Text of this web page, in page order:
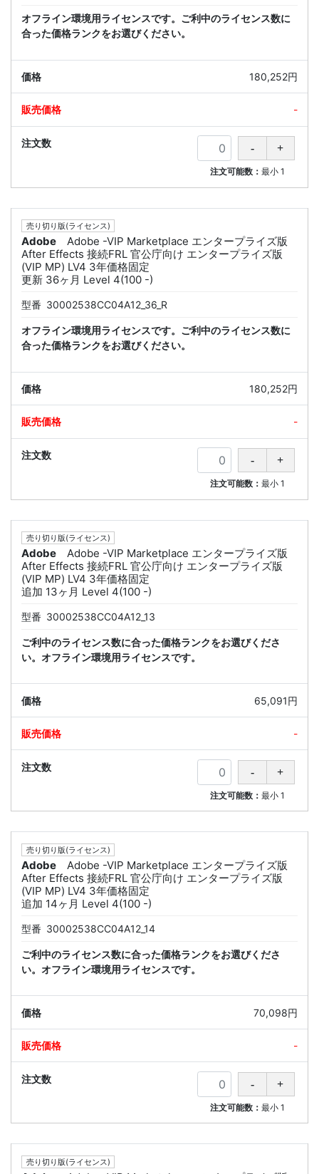
オフライン環境用ライセンスです。ご利中のライセンス数に
合った価格ランクをお選びください。
180,252円
-
注文可能数：最小 1
売り切り版(ライセンス)
Adobe
Adobe -VIP Marketplace エンタープライズ版
After Effects 接続FRL 官公庁向け エンタープライズ版
(VIP MP) LV4 3年価格固定
更新 36ヶ月 Level 4(100 -)
型番 30002538CC04A12_36_R
オフライン環境用ライセンスです。ご利中のライセンス数に
合った価格ランクをお選びください。
180,252円
-
注文可能数：最小 1
売り切り版(ライセンス)
Adobe
Adobe -VIP Marketplace エンタープライズ版
After Effects 接続FRL 官公庁向け エンタープライズ版
(VIP MP) LV4 3年価格固定
追加 13ヶ月 Level 4(100 -)
型番 30002538CC04A12_13
ご利中のライセンス数に合った価格ランクをお選びくださ
い。オフライン環境用ライセンスです。
65,091円
-
注文可能数：最小 1
売り切り版(ライセンス)
Adobe
Adobe -VIP Marketplace エンタープライズ版
After Effects 接続FRL 官公庁向け エンタープライズ版
(VIP MP) LV4 3年価格固定
追加 14ヶ月 Level 4(100 -)
型番 30002538CC04A12_14
ご利中のライセンス数に合った価格ランクをお選びくださ
い。オフライン環境用ライセンスです。
70,098円
-
注文可能数：最小 1
売り切り版(ライセンス)